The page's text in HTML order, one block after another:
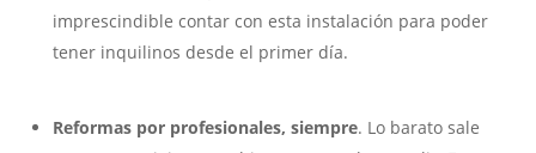
imprescindible contar con esta instalación para poder
tener inquilinos desde el primer día.
Reformas por profesionales, siempre. Lo barato sale